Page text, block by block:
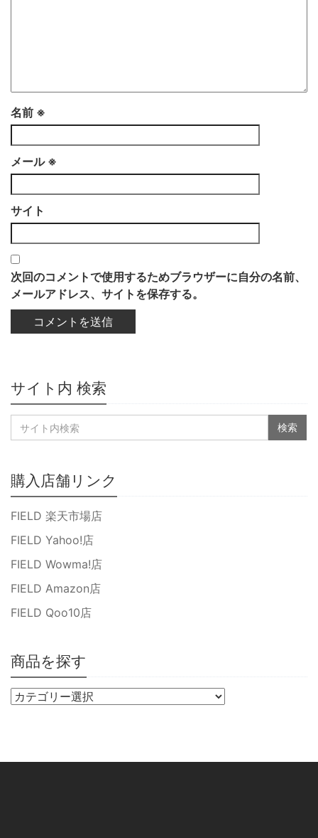
名前 ※
メール ※
サイト
次回のコメントで使用するためブラウザーに自分の名前、
メールアドレス、サイトを保存する。
サイト内 検索
購入店舗リンク
FIELD 楽天市場店
FIELD Yahoo!店
FIELD Wowma!店
FIELD Amazon店
FIELD Qoo10店
商品を探す